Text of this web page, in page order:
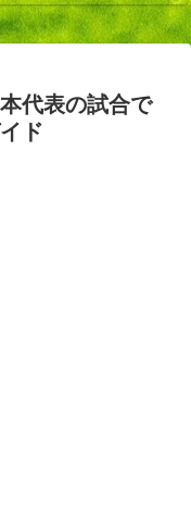
え合わせ【Opta検
代表の試合で
ド